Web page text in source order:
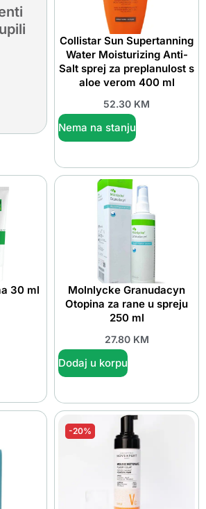
Collistar Sun Supertanning
Water Moisturizing Anti-
Salt sprej za preplanulost s
aloe verom 400 ml
52.30 KM
Nema na stanju
30 ml
Molnlycke Granudacyn
Otopina za rane u spreju
250 ml
27.80 KM
Dodaj u korpu
-20%